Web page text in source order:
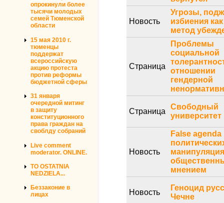
опрокинули более
тысячи молодых
семей Тюменской
области
15 мая 2010 г.
тюменцы
поддержат
всероссийскую
акцию протеста
против реформы
бюджетной сферы
31 января
очередной митинг
в защиту
конституционного
права граждан на
своблду собраний
Live comment
moderator. ONLINE.
TO OSTATNIA
NEDZIELA...
Беззаконие в
лицах
Новость
Угрозы,
избиения как
метод
Страница
Проблемы
социальной
отношении
гендерной
Страница
Свободный
университет
Новость
False agenda
мнением
Новость
Геноцид
Чечне